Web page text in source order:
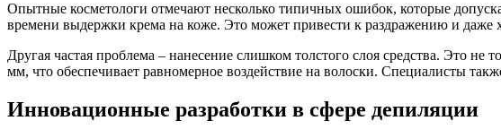
Опытные косметологи отмечают несколько типичных ошибок, которые
времени выдержки крема на коже. Это может привести к раздражению и даже
Другая частая проблема – нанесение слишком толстого слоя средства. Это не
мм, что обеспечивает равномерное воздействие на волоски. Специалисты
Инновационные разработки в сфере депиляции